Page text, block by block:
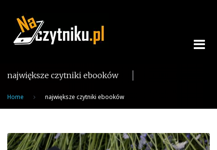
content
największe czytniki ebooków
Home największe czytniki ebooków
Tag: